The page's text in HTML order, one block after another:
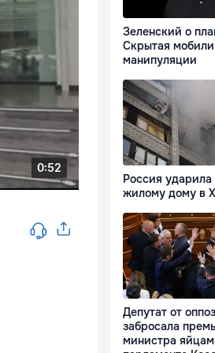
Зеленский о
Скрытая
манипуляции
Россия ударила
жилому дому в
Депутат от
забросала
министра